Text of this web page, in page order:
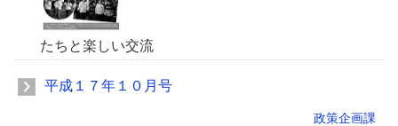
たちと楽しい交流
平成１７年１０月号
政策企画課